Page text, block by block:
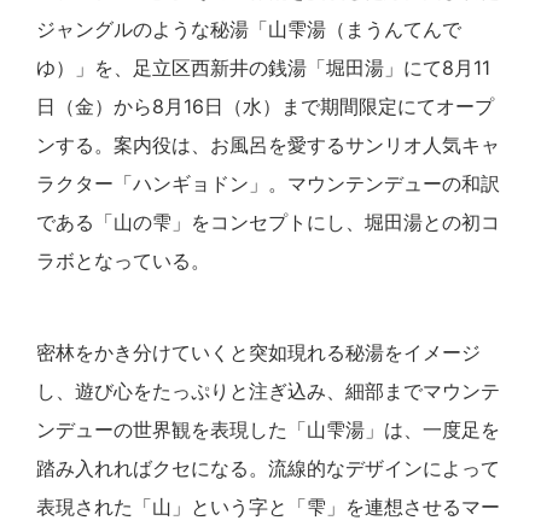
ジャングルのような秘湯「山雫湯（まうんてんで
ゆ）」を、足立区西新井の銭湯「堀田湯」にて8月11
日（金）から8月16日（水）まで期間限定にてオープ
ンする。案内役は、お風呂を愛するサンリオ人気キャ
ラクター「ハンギョドン」。マウンテンデューの和訳
である「山の雫」をコンセプトにし、堀田湯との初コ
ラボとなっている。
密林をかき分けていくと突如現れる秘湯をイメージ
し、遊び心をたっぷりと注ぎ込み、細部までマウンテ
ンデューの世界観を表現した「山雫湯」は、一度足を
踏み入れればクセになる。流線的なデザインによって
表現された「山」という字と「雫」を連想させるマー